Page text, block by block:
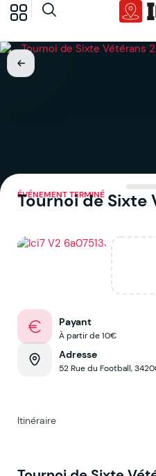
ÉVÉNEMENT TERMINÉ
Tournoi de Sixte
Payant
À partir de 10€
Adresse
52 Rue du Football,
Itinéraire